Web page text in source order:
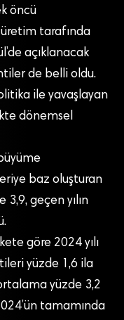
öncü
tarafında
açıklanacak
de belli oldu.
ile yavaşlayan
dönemsel
baz oluşturan
geçen yılın
göre 2024 yılı
yüzde 1,6 ila
yüzde 3,2
tamamında